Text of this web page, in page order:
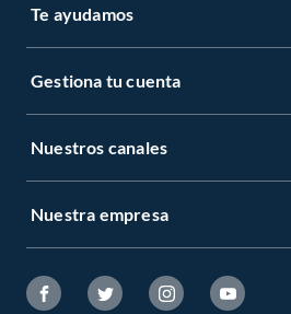
Te ayudamos
LIbro de reclamaciones
Legales
Estado del pedido
Gestiona tu cuenta
Mi cuenta
Nuestros canales
Tiendas Sodimac y Maestro
Maestro
Nuestra empresa
Nuestra historia